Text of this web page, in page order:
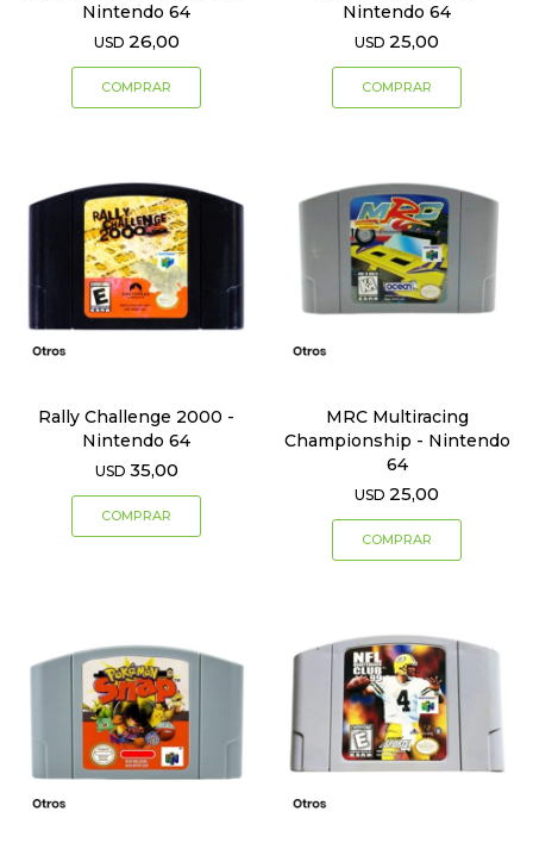
Nintendo 64
USD 26,00
Nintendo 64
USD 25,00
Rally Challenge 2000 -
Nintendo 64
USD 35,00
MRC Multiracing
Championship - Nintendo
64
USD 25,00